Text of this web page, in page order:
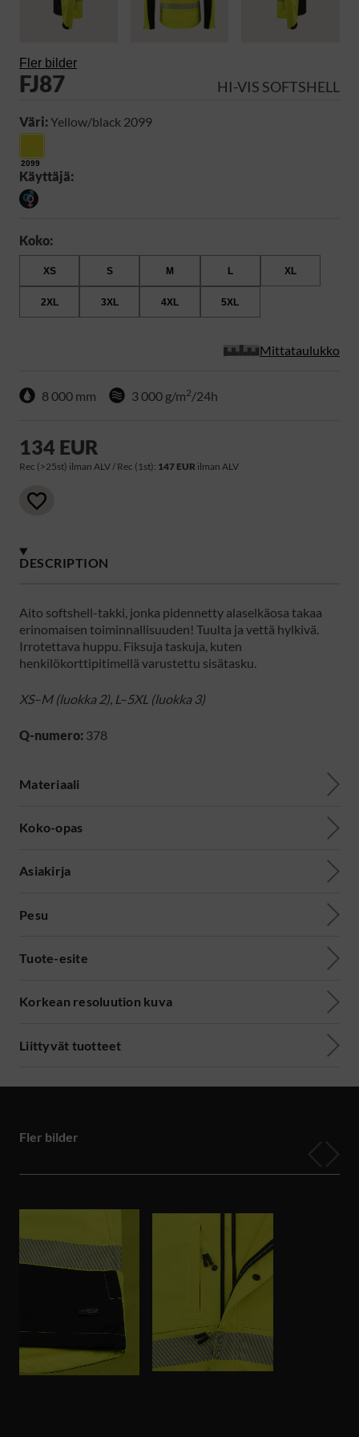
Fler bilder
FJ87 HI-VIS SOFTSHELL
Väri:Yellow/black 2099
2099
Käyttäjä:
Koko:
XS S M L XL
2XL 3XL 4XL 5XL
Mittataulukko
8 000 mm 3 000 g/m2/24h
134 EUR
Rec (>25st) ilman ALV / Rec (1st): 147 EUR ilman ALV
DESCRIPTION
Aito softshell-takki, jonka pidennetty alaselkäosa takaa
erinomaisen toiminnallisuuden! Tuulta ja vettä hylkivä.
Irrotettava huppu. Fiksuja taskuja, kuten
henkilökorttipitimellä varustettu sisätasku.
XS–M (luokka 2), L–5XL (luokka 3)
Q-numero: 378
Materiaali
Koko-opas
Asiakirja
Pesu
Tuote-esite
Korkean resoluution kuva
Liittyvät tuotteet
Fler bilder